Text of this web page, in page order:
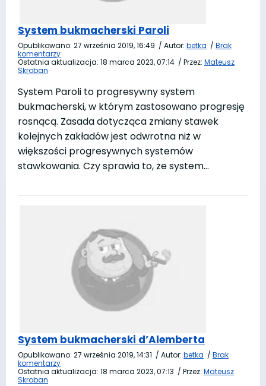
System bukmacherski Paroli
Opublikowano: 27 września 2019, 16:49 / Autor: betka / Brak
komentarzy
Ostatnia aktualizacja: 18 marca 2023, 07:14 / Przez: Mateusz
Skroban
System Paroli to progresywny system
bukmacherski, w którym zastosowano progresję
rosnącą. Zasada dotycząca zmiany stawek
kolejnych zakładów jest odwrotna niż w
większości progresywnych systemów
stawkowania. Czy sprawia to, że system…
System bukmacherski d’Alemberta
Opublikowano: 27 września 2019, 14:31 / Autor: betka / Brak
komentarzy
Ostatnia aktualizacja: 18 marca 2023, 07:13 / Przez: Mateusz
Skroban